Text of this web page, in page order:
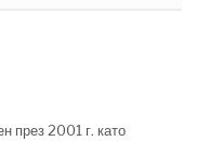
през 2001 г. като